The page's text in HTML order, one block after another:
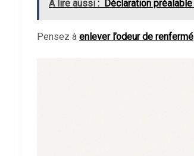
A lire aussi : Déclaration
Pensez à enlever l’odeur de renfermé